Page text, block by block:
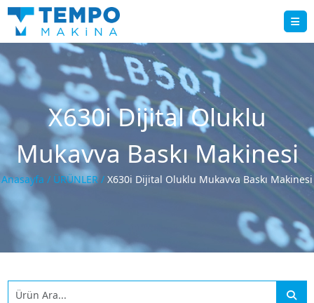
X630i Dijital Oluklu
Mukavva Baskı Makinesi
Anasayfa / ÜRÜNLER / X630i Dijital Oluklu Mukavva Baskı Makinesi